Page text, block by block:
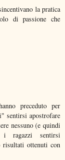
la pratica
di passione che
preceduto per
sentirsi apostrofare
nessuno (e quindi
ragazzi sentirsi
risultati ottenuti con